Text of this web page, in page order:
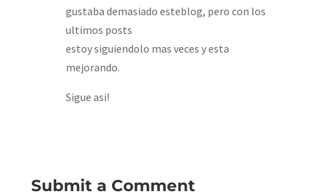
gustaba demasiado esteblog, pero con los
ultimos posts
estoy siguiendolo mas veces y esta
mejorando.
Sigue asi!
Submit a Comment